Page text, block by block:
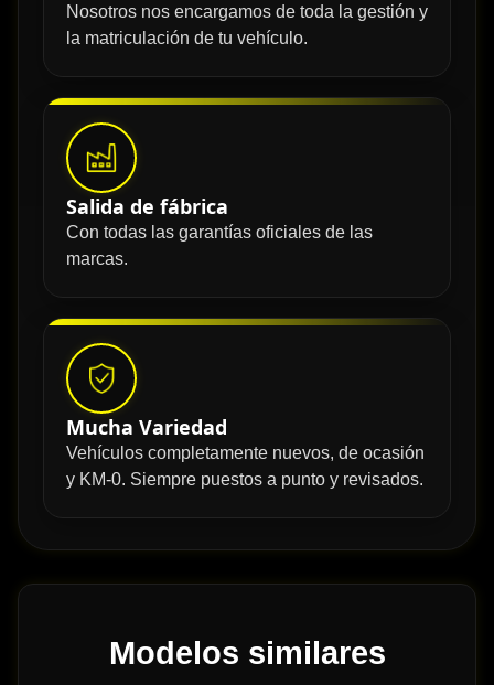
Nosotros nos encargamos de toda la gestión y
la matriculación de tu vehículo.
Salida de fábrica
Con todas las garantías oficiales de las
marcas.
Mucha Variedad
Vehículos completamente nuevos, de ocasión
y KM-0. Siempre puestos a punto y revisados.
Modelos similares